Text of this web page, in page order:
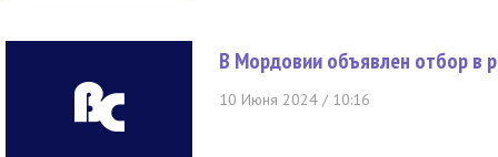
В Мордовии объявлен отбор в
10 Июня 2024 / 10:16